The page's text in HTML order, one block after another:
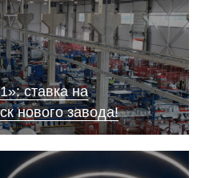
ставка на
нового завода!